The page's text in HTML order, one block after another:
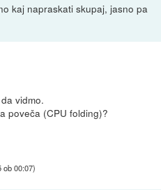
kaj napraskati skupaj, jasno pa
vidmo.
poveča (CPU folding)?
ob 00:07)